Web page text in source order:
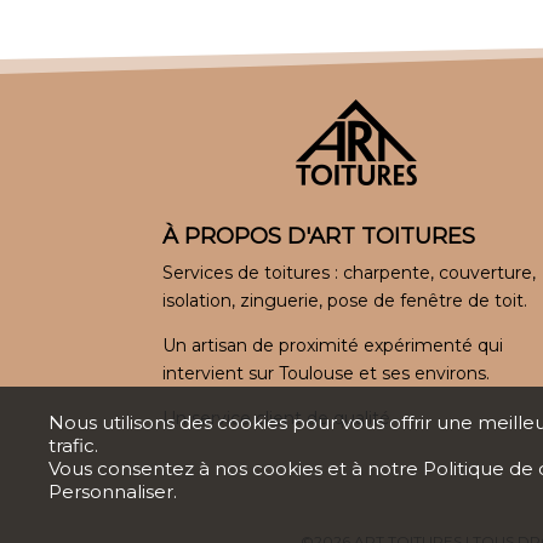
À PROPOS D'ART TOITURES
Services de toitures : charpente, couverture,
isolation, zinguerie, pose de fenêtre de toit.
Un artisan de proximité expérimenté qui
intervient sur Toulouse et ses environs.
Un service client de qualité.
Nous utilisons des cookies pour vous offrir une
trafic.
Vous consentez à nos cookies et à notre Politique de
Personnaliser.